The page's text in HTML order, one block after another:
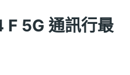
F 5G 通訊行最